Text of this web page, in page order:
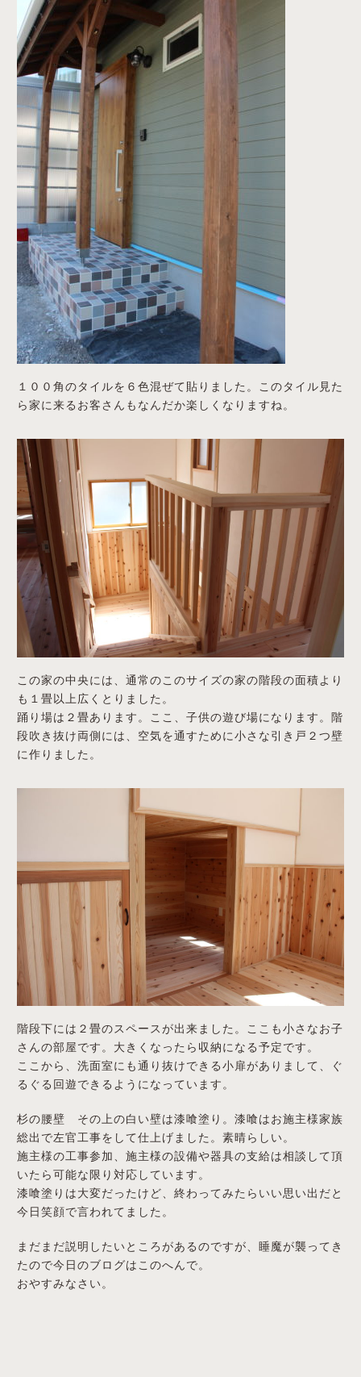
１００角のタイルを６色混ぜて貼りました。このタイル見た
ら家に来るお客さんもなんだか楽しくなりますね。
この家の中央には、通常のこのサイズの家の階段の面積より
も１畳以上広くとりました。
踊り場は２畳あります。ここ、子供の遊び場になります。階
段吹き抜け両側には、空気を通すために小さな引き戸２つ壁
に作りました。
階段下には２畳のスペースが出来ました。ここも小さなお子
さんの部屋です。大きくなったら収納になる予定です。
ここから、洗面室にも通り抜けできる小扉がありまして、ぐ
るぐる回遊できるようになっています。
杉の腰壁 その上の白い壁は漆喰塗り。漆喰はお施主様家族
総出で左官工事をして仕上げました。素晴らしい。
施主様の工事参加、施主様の設備や器具の支給は相談して頂
いたら可能な限り対応しています。
漆喰塗りは大変だったけど、終わってみたらいい思い出だと
今日笑顔で言われてました。
まだまだ説明したいところがあるのですが、睡魔が襲ってき
たので今日のブログはこのへんで。
おやすみなさい。